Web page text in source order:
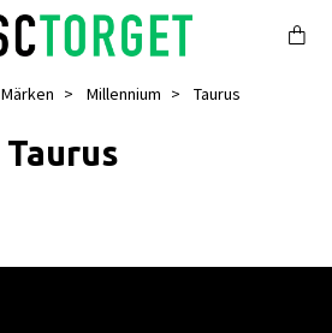
Märken Millennium Taurus
Taurus